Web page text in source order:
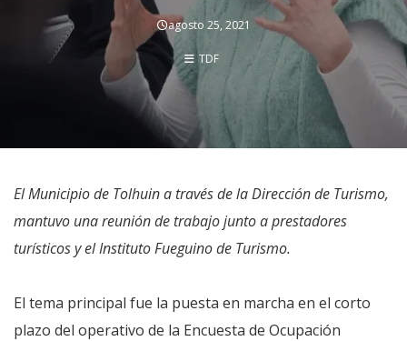
agosto 25, 2021
TDF
El Municipio de Tolhuin a través de la Dirección de Turismo,
mantuvo una reunión de trabajo junto a prestadores
turísticos y el Instituto Fueguino de Turismo.
El tema principal fue la puesta en marcha en el corto
plazo del operativo de la Encuesta de Ocupación